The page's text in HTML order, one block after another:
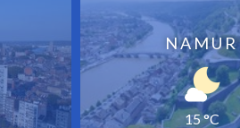
NAMUR
15 °C